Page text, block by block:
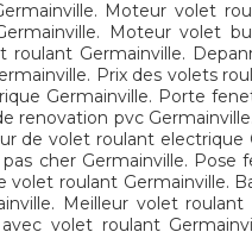
Moteur volet
Moteur volet
Germainville.
Prix des volets
Germainville. Porte
renovation pvc
de volet roulant
cher Germainville. Pose
roulant Germainville.
Meilleur volet
volet roulant